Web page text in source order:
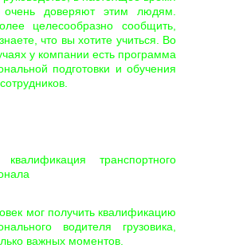
очень доверяют этим людям.
целесообразно сообщить,
что вы хотите учиться. Во
у компании есть программа
подготовки и обучения
транспортного
мог получить квалификацию
водителя грузовика,
важных моментов.